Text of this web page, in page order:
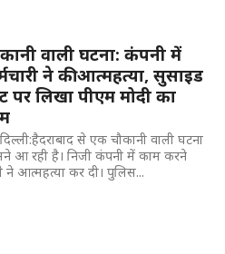
वाली घटना: कंपनी में
ने की आत्महत्या, सुसाइड
पर लिखा पीएम मोदी का
से एक चौकानी वाली घटना
आ रही है। निजी कंपनी में काम करने
ने आत्महत्या कर दी। पुलिस...